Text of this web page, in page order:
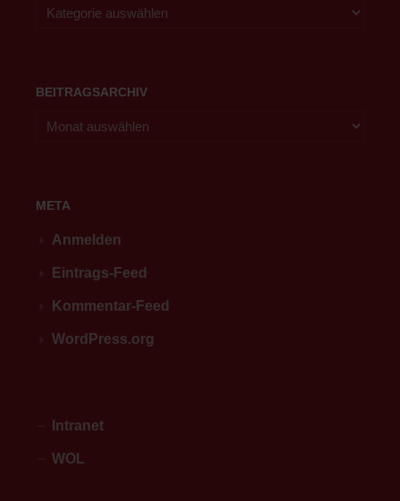
BEITRAGSARCHIV
META
Anmelden
Eintrags-Feed
Kommentar-Feed
WordPress.org
Intranet
WOL